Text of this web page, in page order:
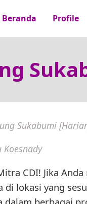
Beranda Profile
Sukabumi
CDI! Jika
lokasi yang